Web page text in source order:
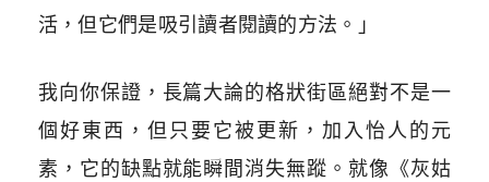
活，但它們是吸引讀者閱讀的方法。」
我向你保證，長篇大論的格狀街區絕對不是一
個好東西，但只要它被更新，加入怡人的元
素，它的缺點就能瞬間消失無蹤。就像《灰姑